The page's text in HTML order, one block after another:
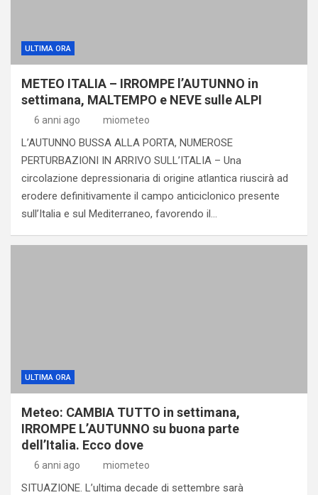
ULTIMA ORA
METEO ITALIA – IRROMPE l’AUTUNNO in
settimana, MALTEMPO e NEVE sulle ALPI
6 anni ago miometeo
L’AUTUNNO BUSSA ALLA PORTA, NUMEROSE
PERTURBAZIONI IN ARRIVO SULL’ITALIA – Una
circolazione depressionaria di origine atlantica riuscirà ad
erodere definitivamente il campo anticiclonico presente
sull’Italia e sul Mediterraneo, favorendo il…
ULTIMA ORA
Meteo: CAMBIA TUTTO in settimana,
IRROMPE L’AUTUNNO su buona parte
dell’Italia. Ecco dove
6 anni ago miometeo
SITUAZIONE. L’ultima decade di settembre sarà